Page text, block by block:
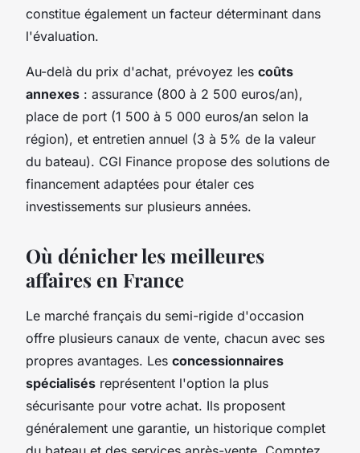
constitue également un facteur déterminant dans
l'évaluation.
Au-delà du prix d'achat, prévoyez les coûts
annexes : assurance (800 à 2 500 euros/an),
place de port (1 500 à 5 000 euros/an selon la
région), et entretien annuel (3 à 5% de la valeur
du bateau). CGI Finance propose des solutions de
financement adaptées pour étaler ces
investissements sur plusieurs années.
Où dénicher les meilleures
affaires en France
Le marché français du semi-rigide d'occasion
offre plusieurs canaux de vente, chacun avec ses
propres avantages. Les concessionnaires
spécialisés représentent l'option la plus
sécurisante pour votre achat. Ils proposent
généralement une garantie, un historique complet